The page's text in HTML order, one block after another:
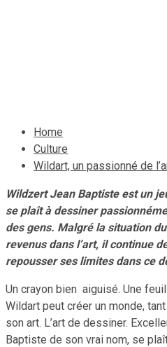
Home
Culture
Wildart, un passionné de
Wildzert Jean Baptiste est un
se plaît à dessiner
des gens. Malgré la situation
revenus dans l’art, il continue
repousser ses limites dans ce
Un crayon bien aiguisé. Une
Wildart peut créer un monde,
son art. L’art de dessiner.
Baptiste de son vrai nom, se